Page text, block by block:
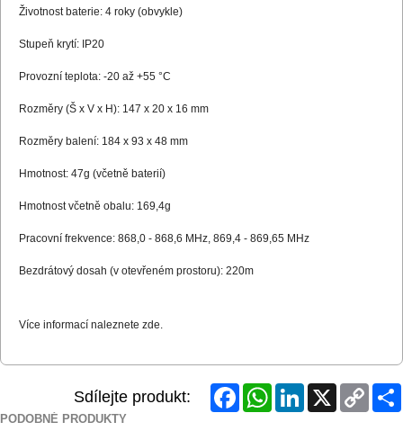
Životnost baterie: 4 roky (obvykle)
Stupeň krytí: IP20
Provozní teplota: -20 až +55 °C
Rozměry (Š x V x H): 147 x 20 x 16 mm
Rozměry balení: 184 x 93 x 48 mm
Hmotnost: 47g (včetně baterií)
Hmotnost včetně obalu: 169,4g
Pracovní frekvence: 868,0 - 868,6 MHz, 869,4 - 869,65 MHz
Bezdrátový dosah (v otevřeném prostoru): 220m
Více informací naleznete zde
Sdílejte produkt: FacebookWhatsAppLinkedInX
Copy
Link
PODOBNÉ PRODUKTY